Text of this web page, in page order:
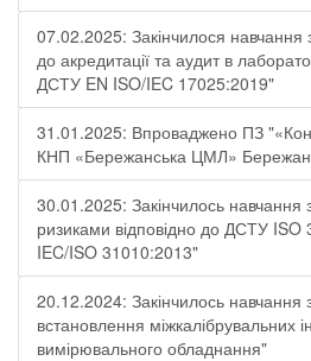
07.02.2025: Закінчилося навчання
до акредитації та аудит в
ДСТУ EN ISO/IEC 17025:2019"
31.01.2025: Впроваджено ПЗ
КНП «Бережанська ЦМЛ»
30.01.2025: Закінчилось навчання
ризиками відповідно до ДСТУ
IEC/ISO 31010:2013"
20.12.2024: Закінчилось навчання
встановлення міжкалібрувальних
вимірювального обладнання"